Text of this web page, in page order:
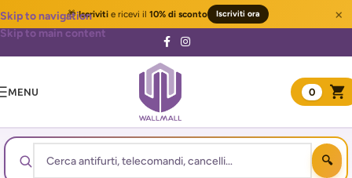
🎁Iscrivitie ricevi il 10% di sconto Iscriviti ora ×
Skip to navigation
Skip to main content
MENU 0